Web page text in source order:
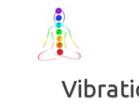
springen